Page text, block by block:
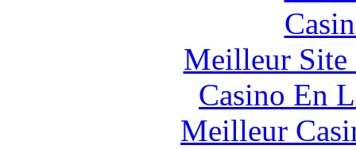
Meilleur Site
Casino En
Meilleur